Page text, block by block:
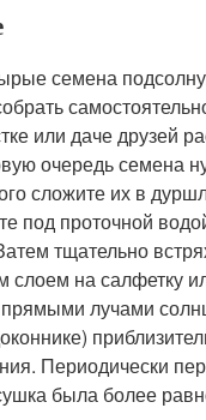
семена
или даче друзей
очередь семена
сложите их в
под проточной
тщательно
слоем на салфетку
лучами
Периодически
была более